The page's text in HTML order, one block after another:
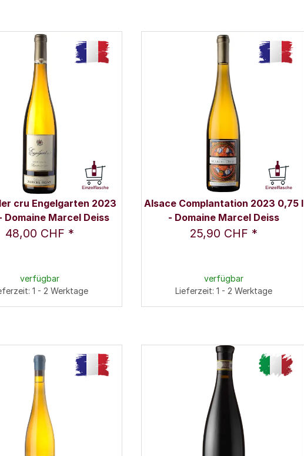
cru Engelgarten 2023
Domaine Marcel Deiss
48,00 CHF *
verfügbar
1 - 2 Werktage
Alsace Complantation 2023 0,75 l
- Domaine Marcel Deiss
25,90 CHF *
verfügbar
Lieferzeit: 1 - 2 Werktage